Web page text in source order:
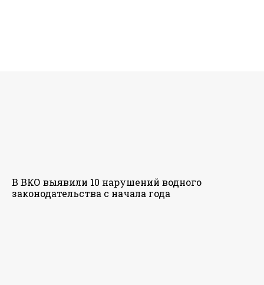
В ВКО выявили 10 нарушений водного
законодательства с начала года